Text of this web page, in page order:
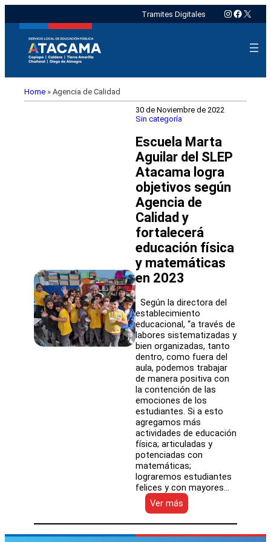
Tramites Digitales Instagram
X
Home » Agencia de Calidad
30 de Noviembre de 2022
Sin categoría
Escuela Marta
Aguilar del SLEP
Atacama logra
objetivos según
Agencia de
Calidad y
fortalecerá
educación física
y matemáticas
en 2023
Según la directora del
establecimiento
educacional, “a través de
labores sistematizadas y
bien organizadas, tanto
dentro, como fuera del
aula, podemos trabajar
de manera positiva con
la contención de las
emociones de los
estudiantes. Si a esto
agregamos más
actividades de educación
física; articuladas y
potenciadas con
matemáticas;
lograremos estudiantes
felices y con mayores…
Ver más
Escuela
Marta
Aguilar